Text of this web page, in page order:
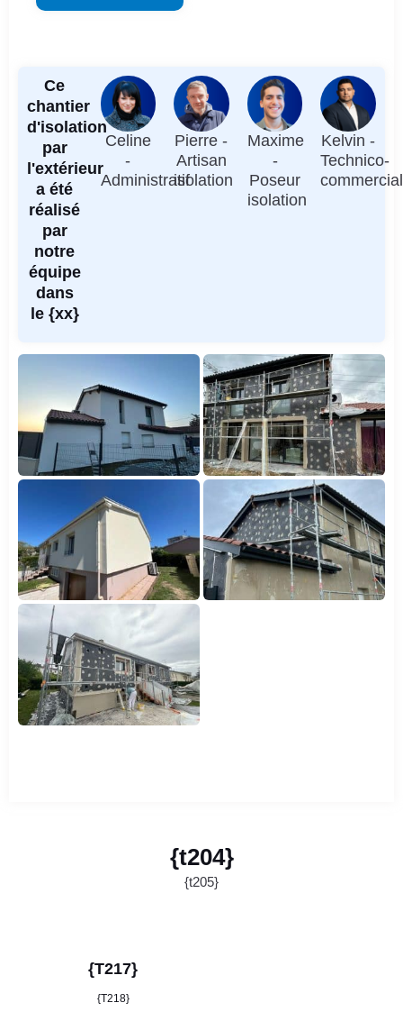
Ce
chantier
d'isolation
par
l'extérieur
a été
réalisé
par
notre
équipe
dans
le {xx}
Celine
-
Administratif
Pierre -
Artisan
isolation
Maxime
-
Poseur
isolation
Kelvin -
Technico-
commercial
{t204}
{t205}
{T217}
{T218}